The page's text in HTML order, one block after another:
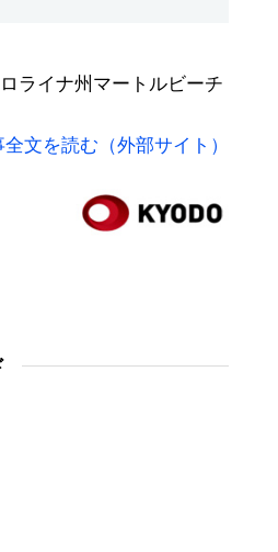
ライナ州マートルビーチ
文を読む（外部サイト）